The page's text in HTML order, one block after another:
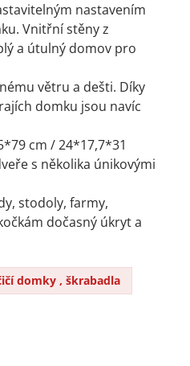
nastavením
Vnitřní stěny z
a útulný domov pro
větru a dešti. Díky
domku jsou navíc
cm / 24*17,7*31
s několika únikovými
stodoly, farmy,
dočasný úkryt a
domky , škrabadla